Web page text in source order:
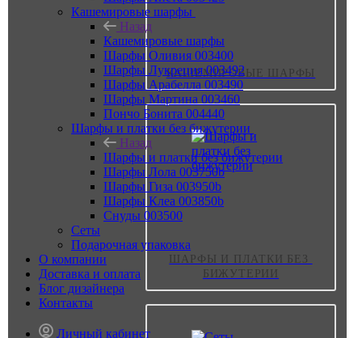
КАШЕМИРОВЫЕ ШАРФЫ
ШАРФЫ И ПЛАТКИ БЕЗ
БИЖУТЕРИИ
Кашемировые шарфы
Назад
Кашемировые шарфы
Шарфы Оливия 003400
Шарфы Лукреция 003492
Шарфы Арабелла 003490
Шарфы Мартина 003460
Пончо Бонита 004440
Шарфы и платки без бижутерии
Назад
Шарфы и платки без бижутерии
Шарфы Лола 003750b
Шарфы Гиза 003950b
Шарфы Клеа 003850b
Снуды 003500
Сеты
Подарочная упаковка
О компании
Доставка и оплата
Блог дизайнера
Контакты
Личный кабинет